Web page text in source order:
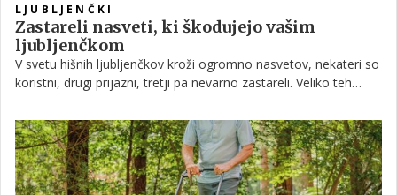
LJUBLJENČKI
Zastareli nasveti, ki škodujejo vašim
ljubljenčkom
V svetu hišnih ljubljenčkov kroži ogromno nasvetov, nekateri so
koristni, drugi prijazni, tretji pa nevarno zastareli. Veliko teh
sosedje, danes pojasnjuje moderna veterina in vedenjska
stroka, pogosto v povsem nasprotni smeri, kot bi pričakovali.